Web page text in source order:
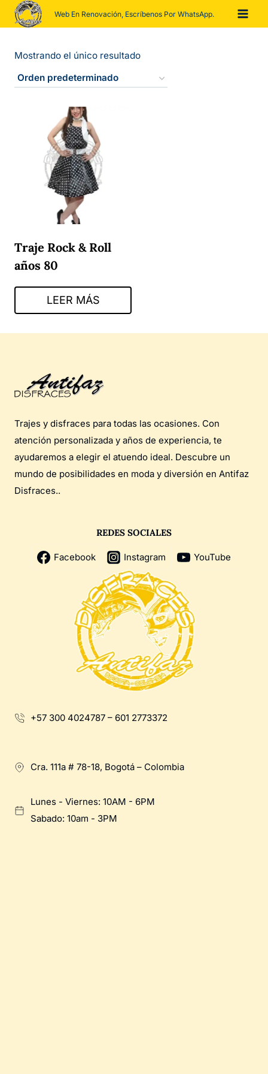
Saltar
Web En Renovación, Escríbenos Por WhatsApp.
Mostrando el único resultado
Traje Rock & Roll
años 80
LEER MÁS
Trajes y disfraces para todas las ocasiones. Con
atención personalizada y años de experiencia, te
ayudaremos a elegir el atuendo ideal. Descubre un
mundo de posibilidades en moda y diversión en Antifaz
Disfraces..
REDES SOCIALES
Facebook Instagram YouTube
+57 300 4024787 – 601 2773372
Cra. 111a # 78-18, Bogotá – Colombia
Lunes - Viernes: 10AM - 6PM
Sabado: 10am - 3PM